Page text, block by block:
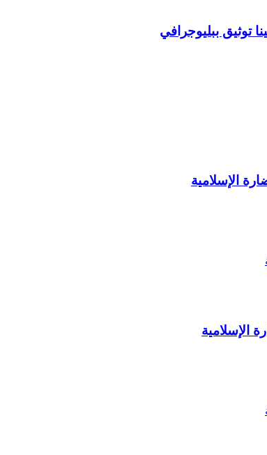
توثيق ببليوجرافي
الإسلامية
الإسلامية